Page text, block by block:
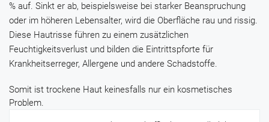
% auf. Sinkt er ab, beispielsweise bei starker Beanspruchung
oder im höheren Lebensalter, wird die Oberfläche rau und rissig.
Diese Hautrisse führen zu einem zusätzlichen
Feuchtigkeitsverlust und bilden die Eintrittspforte für
Krankheitserreger, Allergene und andere Schadstoffe.
Somit ist trockene Haut keinesfalls nur ein kosmetisches
Problem.